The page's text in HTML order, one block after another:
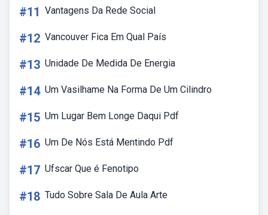
#11 Vantagens Da Rede Social
#12 Vancouver Fica Em Qual País
#13 Unidade De Medida De Energia
#14 Um Vasilhame Na Forma De Um Cilindro
#15 Um Lugar Bem Longe Daqui Pdf
#16 Um De Nós Está Mentindo Pdf
#17 Ufscar Que é Fenotipo
#18 Tudo Sobre Sala De Aula Arte